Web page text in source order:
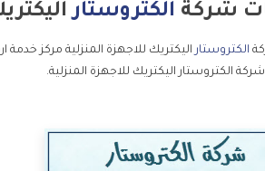
شركة الكتروستار
الكتروستار اليكتريك للاجهزة المنزلية مركز خدمة
الكتروستار اليكتريك للاجهزة المنزلية.